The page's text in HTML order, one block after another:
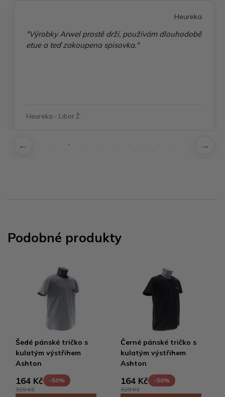
Heureka
"Výrobky Arwel prostě drží, používám dlouhodobě
etue a teď zakoupena spisovka."
Heureka - Libor Ž.
Podobné produkty
Šedé pánské tričko s
kulatým výstřihem
Ashton
164 Kč
-50%
329 Kč
Černé pánské tričko s
kulatým výstřihem
Ashton
164 Kč
-50%
329 Kč